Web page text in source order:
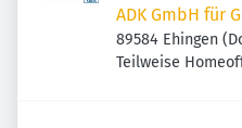
ADK GmbH für
89584 Ehingen
Teilweise